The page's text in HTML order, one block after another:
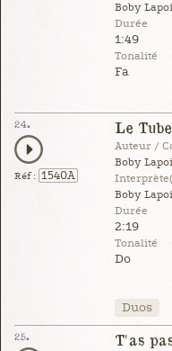
Boby
Durée
1:49
Tonalité
Fa
24.
Réf : 1540A
Le
Auteur /
Boby
Boby
Durée
2:19
Tonalité
Do
Duos
25. T'as